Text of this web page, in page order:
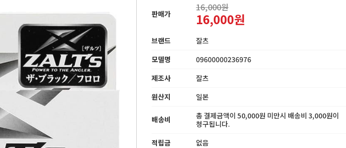
판매가
16,000원
16,000원
브랜드
잘츠
모델명
09600000236976
제조사
잘츠
원산지
일본
배송비
총 결제금액이 50,000원 미만시 배송비 3,000원이
청구됩니다.
적립금
없음